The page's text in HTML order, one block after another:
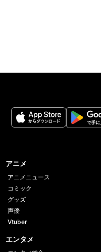
アニメ
アニメニュース
コミック
グッズ
声優
Vtuber
エンタメ